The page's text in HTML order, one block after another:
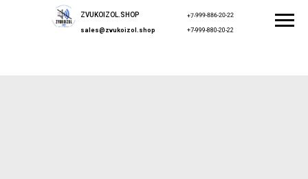
+7-999-880-20-22
+7-999-886-20-22
sales@zvukoizol.shop
ZVUKOIZOL.SHOP